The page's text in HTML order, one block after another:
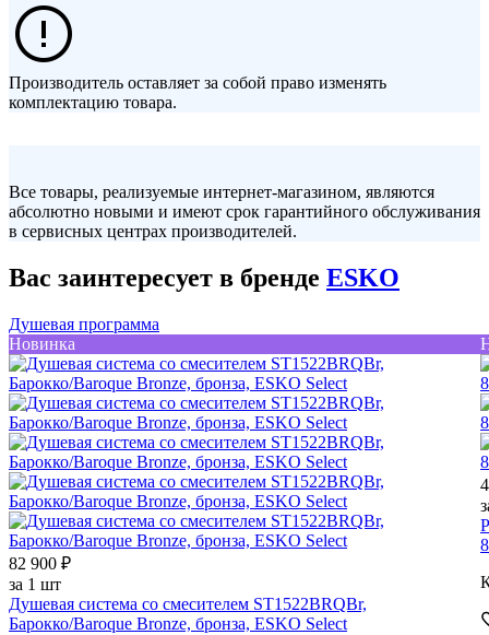
Производитель оставляет за собой право изменять
комплектацию товара.
Все товары, реализуемые интернет-магазином, являются
абсолютно новыми и имеют срок гарантийного обслуживания
в сервисных центрах производителей.
Вас заинтересует в бренде ESKO
Душевая программа
Новинка
82 900 ₽
за 1 шт
Душевая система со смесителем ST1522BRQBr,
Барокко/Baroque Bronze, бронза, ESKO Select